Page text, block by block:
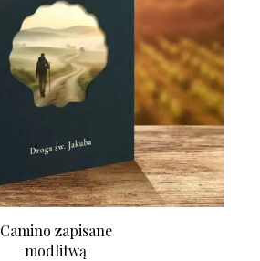
Camino zapisane
modlitwą